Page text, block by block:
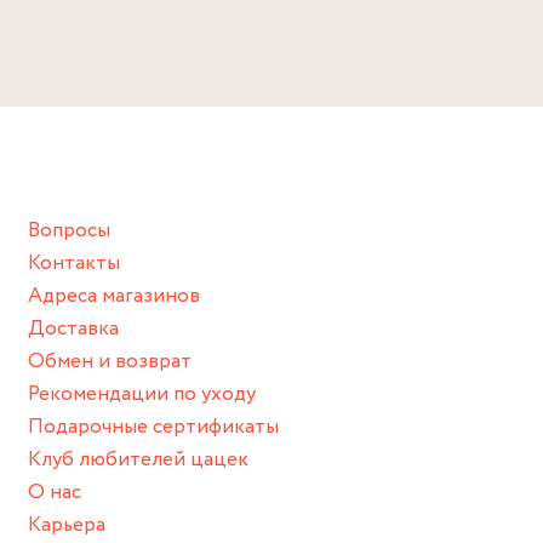
Снимайте ваше украшение перед купанием (и в море, и в
спортивный инвентарь).
Храните изделие в сухом месте.
Для надежного хранения мы доставляем все изделия в
нашей фирменной коробке или упаковке бренда.
Пожалуйста, используйте эту упаковку для хранения,
пока не носите украшение на себе.
Вопросы
Контакты
Адреса магазинов
Доставка
Обмен и возврат
Рекомендации по уходу
Подарочные сертификаты
Клуб любителей цацек
О нас
Карьера